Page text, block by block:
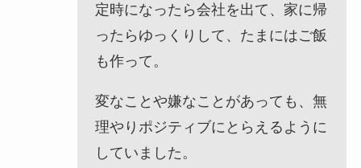
定時になったら会社を出て、家に帰
ったらゆっくりして、たまにはご飯
も作って。
変なことや嫌なことがあっても、無
理やりポジティブにとらえるように
していました。